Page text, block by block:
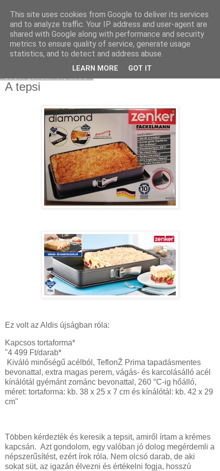
Moha Konyha
A tepsi
Ez volt az Aldis újságban róla:
Kapcsos tortaforma*
"4 499 Ft/darab*
Kiváló minőségű acélból, TeflonŽ Prima tapadásmentes
bevonattal, extra magas perem, vágás- és karcolásálló acél
kínálótál gyémánt zománc bevonattal, 260 °C-ig hőálló,
méret: tortaforma: kb. 38 x 25 x 7 cm és kínálótál: kb. 42 x 29
cm"
Többen kérdezték és keresik a tepsit, amiről írtam a krémes
kapcsán. Azt gondolom, egy valóban jó dolog megérdemli a
népszerűsítést, ezért írok róla. Nem olcsó darab, de aki
sokat süt, az igazán élvezni és értékelni fogja, hosszú
This site uses cookies from Google to deliver its services
and to analyze traffic. Your IP address and user-agent are
shared with Google along with performance and security
metrics to ensure quality of service, generate usage
statistics, and to detect and address abuse.
LEARN MORE GOT IT